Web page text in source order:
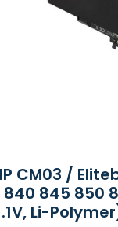
CM03 /
840 845 850
Li-